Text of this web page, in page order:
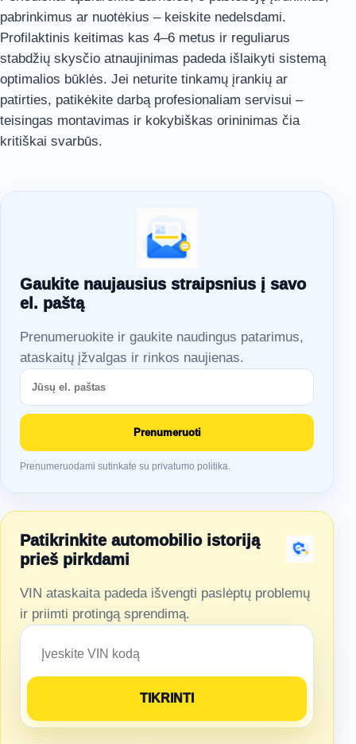
pabrinkimus ar nuotėkius – keiskite nedelsdami.
Profilaktinis keitimas kas 4–6 metus ir reguliarus
stabdžių skysčio atnaujinimas padeda išlaikyti sistemą
optimalios būklės. Jei neturite tinkamų įrankių ar
patirties, patikėkite darbą profesionaliam servisui –
teisingas montavimas ir kokybiškas orininimas čia
kritiškai svarbūs.
Gaukite naujausius straipsnius į savo
el. paštą
Prenumeruokite ir gaukite naudingus patarimus,
ataskaitų įžvalgas ir rinkos naujienas.
Prenumeruoti
Prenumeruodami sutinkate su privatumo politika.
Patikrinkite automobilio istoriją
prieš pirkdami
VIN ataskaita padeda išvengti paslėptų problemų
ir priimti protingą sprendimą.